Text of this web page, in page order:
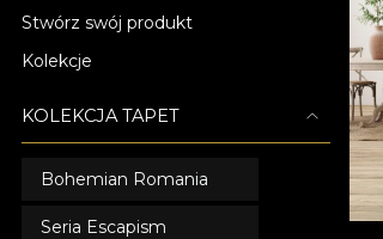
Stwórz swój produkt
Kolekcje
KOLEKCJA TAPET
Bohemian Romania
Seria Escapism